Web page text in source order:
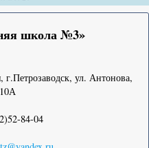
школа №3»
г.Петрозаводск, ул. Антонова,
10А
84-04